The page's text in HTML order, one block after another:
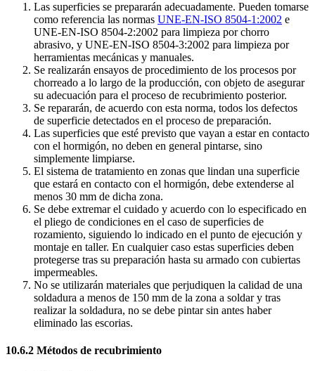
Las superficies se prepararán adecuadamente. Pueden tomarse
como referencia las normas UNE-EN-ISO 8504-1:2002 e
UNE-EN-ISO 8504-2:2002 para limpieza por chorro
abrasivo, y UNE-EN-ISO 8504-3:2002 para limpieza por
herramientas mecánicas y manuales.
Se realizarán ensayos de procedimiento de los procesos por
chorreado a lo largo de la producción, con objeto de asegurar
su adecuación para el proceso de recubrimiento posterior.
Se repararán, de acuerdo con esta norma, todos los defectos
de superficie detectados en el proceso de preparación.
Las superficies que esté previsto que vayan a estar en contacto
con el hormigón, no deben en general pintarse, sino
simplemente limpiarse.
El sistema de tratamiento en zonas que lindan una superficie
que estará en contacto con el hormigón, debe extenderse al
menos 30 mm de dicha zona.
Se debe extremar el cuidado y acuerdo con lo especificado en
el pliego de condiciones en el caso de superficies de
rozamiento, siguiendo lo indicado en el punto de ejecución y
montaje en taller. En cualquier caso estas superficies deben
protegerse tras su preparación hasta su armado con cubiertas
impermeables.
No se utilizarán materiales que perjudiquen la calidad de una
soldadura a menos de 150 mm de la zona a soldar y tras
realizar la soldadura, no se debe pintar sin antes haber
eliminado las escorias.
10.6.2 Métodos de recubrimiento